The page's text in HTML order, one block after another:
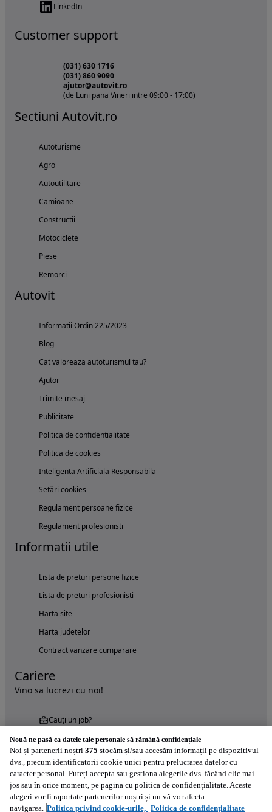
LinkedIn
Customer support
(031) 630 1716
(031) 860 9090
ajutor@autovit.ro
(de Luni pana Vineri intre 09:00 - 17:00)
Sectiuni Autovit.ro
Autoturisme
Agro
Autoutilitare
Camioane
Constructii
Motociclete
Piese
Remorci
Autovit
Informatii Ordin 225/2023
Blog
Cat valoreaza autoturismul tau?
Ajutor
Trimite mesaj
Publicitate
Politica de confidentialitate
Politica de cookies
Inteligenta Artificiala Responsabila
Setări cookies
Regulament persoane fizice
Regulament profesionisti
Informatii utile
Lista de preturi persone fizice
Lista de preturi profesionisti
Harta site
Harta judetelor
Contract vanzare cumparare
Cariere
Vino sa lucrezi cu noi!
Cauți un job?
Nouă ne pasă ca datele tale personale să rămână confidențiale
Noi și partenerii noștri 375 stocăm și/sau accesăm informații pe dispozitivul
dvs., precum identificatorii cookie unici pentru prelucrarea datelor cu
caracter personal. Puteți accepta sau gestiona alegerile dvs. făcând clic mai
jos sau în orice moment, pe pagina cu politica de confidențialitate. Aceste
alegeri vor fi raportate partenerilor noștri și nu vă vor afecta
navigarea. Politica privind cookie-urile, Politica de confidențialitate